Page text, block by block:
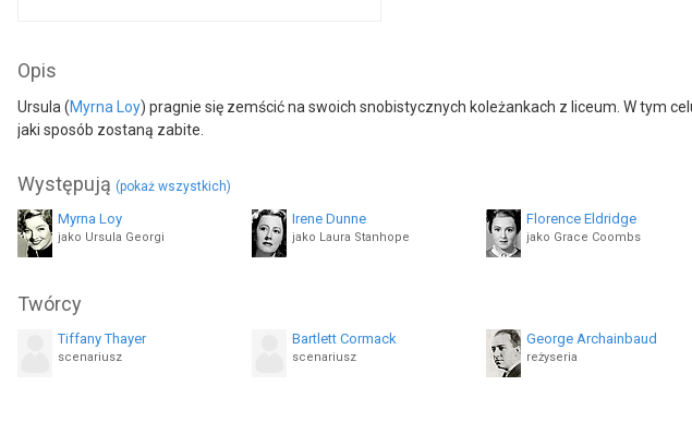
Opis
Ursula (Myrna Loy) pragnie się zemścić na swoich snobistycznych koleżankach z liceum. W tym
jaki sposób zostaną zabite.
Występują (pokaż wszystkich)
Myrna Loy
jako Ursula Georgi
Irene Dunne
jako Laura Stanhope
Florence Eldridge
jako Grace Coombs
jako Helen Dawson Frye
Wally Albright
jako Robert 'Bobby' Stanhope
Leon Ames
jako Undetermined Role
Phyllis Cerf
jako Twelfth Woman
Twórcy
Tiffany Thayer
scenariusz
Bartlett Cormack
scenariusz
George Archainbaud
reżyseria